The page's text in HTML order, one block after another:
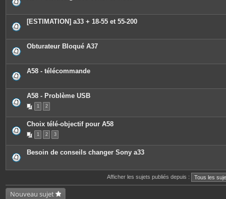
[ESTIMATION] a33 + 18-55 et 55-200
Obturateur Bloqué A37
A58 - télécommande
A58 - Problème USB
1 2
Choix télé-objectif pour A58
1 2 3
Besoin de conseils changer Sony a33
Afficher les sujets publiés depuis :
Nouveau sujet